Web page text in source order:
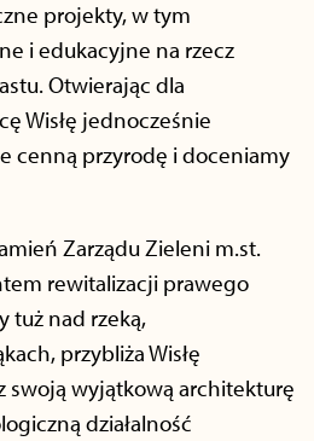
projekty, w tym
i edukacyjne na rzecz
Otwierając dla
Wisłę jednocześnie
cenną przyrodę i doceniamy
Zarządu Zieleni m.st.
rewitalizacji prawego
tuż nad rzeką,
przybliża Wisłę
swoją wyjątkową architekturę
działalność